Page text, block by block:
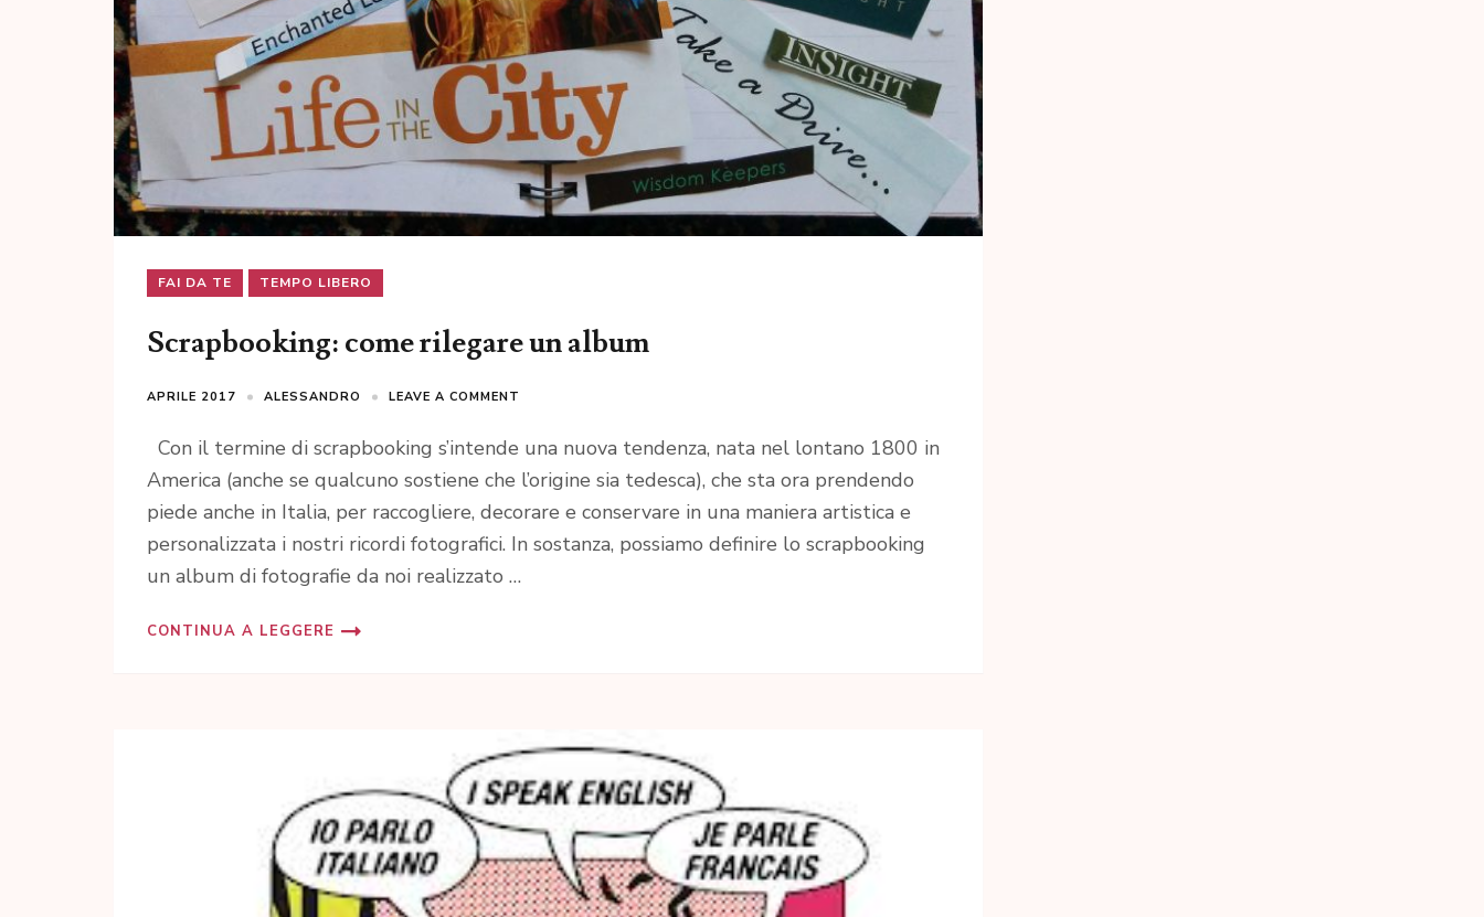
FAI DA TE TEMPO LIBERO
Scrapbooking: come rilegare un album
APRILE 2017 ALESSANDRO LEAVE A COMMENT
Con il termine di scrapbooking s’intende una nuova tendenza, nata nel lontano 1800 in
America (anche se qualcuno sostiene che l’origine sia tedesca), che sta ora prendendo
piede anche in Italia, per raccogliere, decorare e conservare in una maniera artistica e
personalizzata i nostri ricordi fotografici. In sostanza, possiamo definire lo scrapbooking
un album di fotografie da noi realizzato …
CONTINUA A LEGGERE